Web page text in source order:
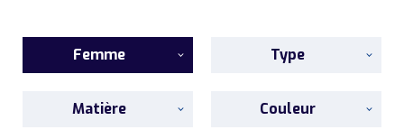
Femme Type
Matière Couleur